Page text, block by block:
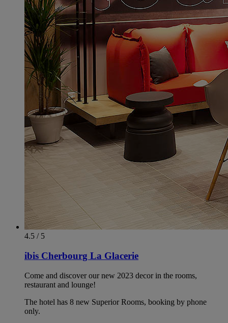
4.5 / 5
ibis Cherbourg La Glacerie
Come and discover our new 2023 decor in the rooms,
restaurant and lounge!
The hotel has 8 new Superior Rooms, booking by phone
only.